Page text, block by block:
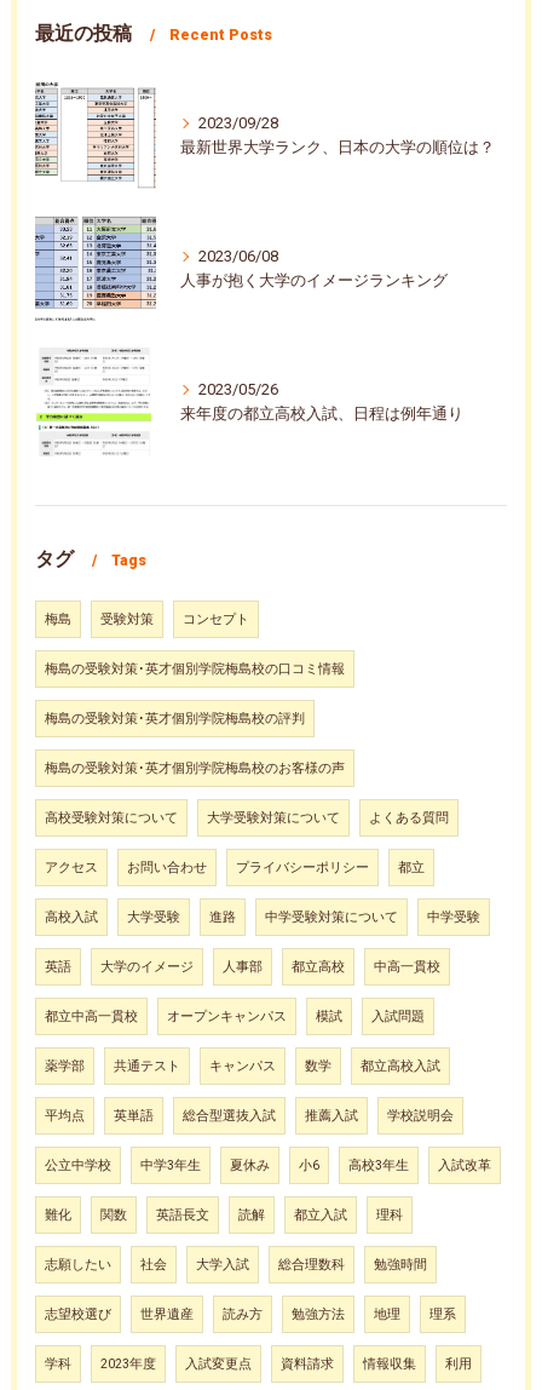
最近の投稿 Recent Posts
2023/09/28
最新世界大学ランク、日本の大学の順位は？
2023/06/08
人事が抱く大学のイメージランキング
2023/05/26
来年度の都立高校入試、日程は例年通り
タグ Tags
梅島 受験対策 コンセプト
梅島の受験対策･英才個別学院梅島校の口コミ情報
梅島の受験対策･英才個別学院梅島校の評判
梅島の受験対策･英才個別学院梅島校のお客様の声
高校受験対策について 大学受験対策について よくある質問
アクセス お問い合わせ プライバシーポリシー 都立
高校入試 大学受験 進路 中学受験対策について 中学受験
英語 大学のイメージ 人事部 都立高校 中高一貫校
都立中高一貫校 オープンキャンパス 模試 入試問題
薬学部 共通テスト キャンパス 数学 都立高校入試
平均点 英単語 総合型選抜入試 推薦入試 学校説明会
公立中学校 中学3年生 夏休み 小6 高校3年生 入試改革
難化 関数 英語長文 読解 都立入試 理科
志願したい 社会 大学入試 総合理数科 勉強時間
志望校選び 世界遺産 読み方 勉強方法 地理 理系
学科 2023年度 入試変更点 資料請求 情報収集 利用